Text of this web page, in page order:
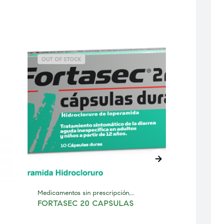
OUT OF STOCK
Medicamentos sin prescripción,
Trastornos digestivos
FORTASEC 20 CAPSULAS